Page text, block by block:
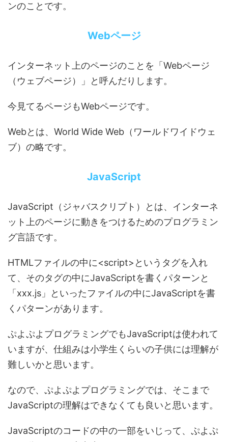
ンのことです。
Webページ
インターネット上のページのことを「Webページ
（ウェブページ）」と呼んだりします。
今見てるページもWebページです。
Webとは、World Wide Web（ワールドワイドウェ
ブ）の略です。
JavaScript
JavaScript（ジャバスクリプト）とは、インターネ
ット上のページに動きをつけるためのプログラミン
グ言語です。
HTMLファイルの中に<script>というタグを入れ
て、そのタグの中にJavaScriptを書くパターンと
「xxx.js」といったファイルの中にJavaScriptを書
くパターンがあります。
ぷよぷよプログラミングでもJavaScriptは使われて
いますが、仕組みは小学生くらいの子供には理解が
難しいかと思います。
なので、ぷよぷよプログラミングでは、そこまで
JavaScriptの理解はできなくても良いと思います。
JavaScriptのコードの中の一部をいじって、ぷよぷ